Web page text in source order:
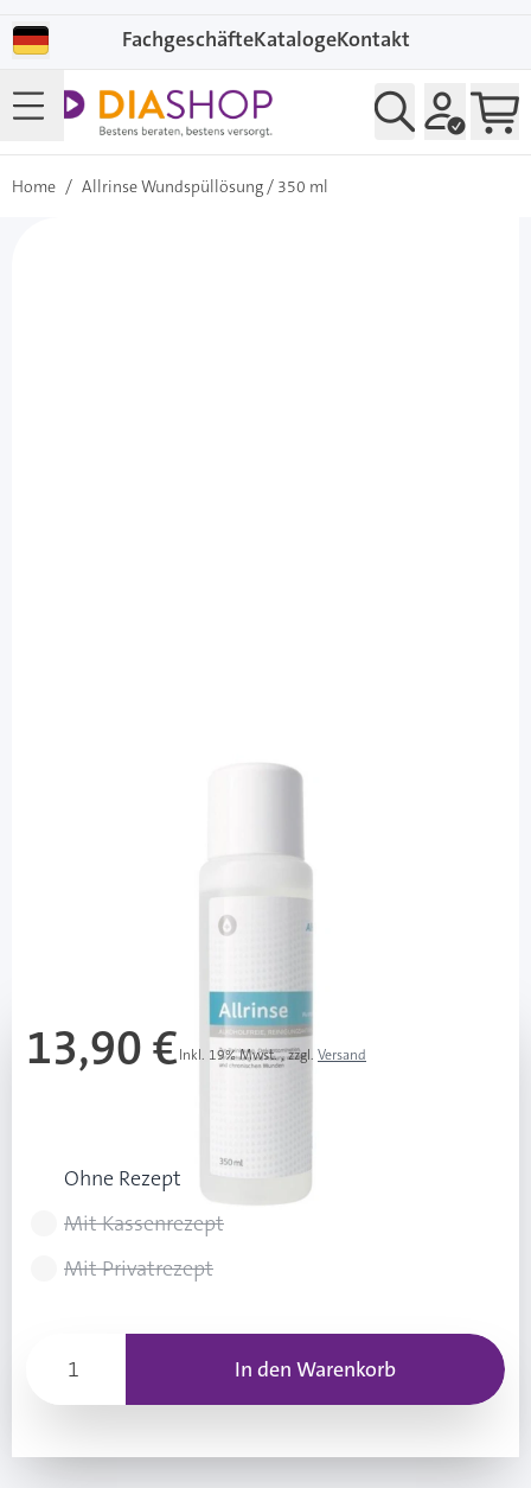
FachgeschäfteKatalogeKontakt
Home / Allrinse Wundspüllösung / 350 ml
Lieferzeit 1-3 Werktage
13,90 €Inkl. 19% Mwst.,zzgl. Versand
Ohne Rezept
Mit Kassenrezept
Mit Privatrezept
In den Warenkorb